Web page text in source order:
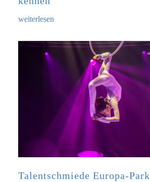
weiterlesen
Talentschmiede Europa-Park